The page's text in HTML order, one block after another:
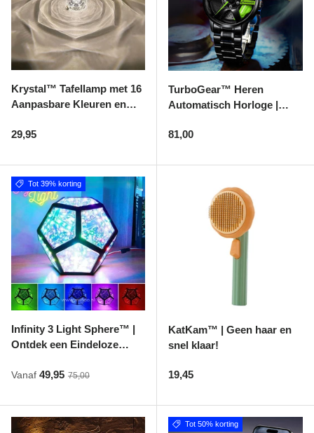
Volg je bestelling
Blogs
Privacy policy
Alle categorieën
Bestelling volgen
Vacatures bij Middo
Veelgestelde vragen
Betaalmogelijkheden
Bestelling herroepen
Krystal™ Tafellamp met 16
Aanpasbare Kleuren en
Reguliere prijs
29,95
TurboGear™ Heren
Automatisch Horloge |
Design
Reguliere prijs
81,00
Tot 39% korting
Infinity 3 Light Sphere™ |
Ontdek een Eindeloze
Verkoopprijs
Vanaf 49,95 Reguliere prijs
75,00
KatKam™ | Geen haar en
snel klaar!
Reguliere prijs
19,45
Tot 50% korting